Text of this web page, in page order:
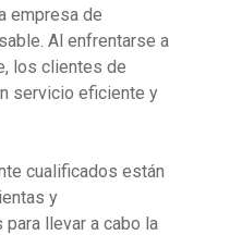
empresa de
Al enfrentarse a
los clientes de
servicio eficiente y
cualificados están
y
llevar a cabo la